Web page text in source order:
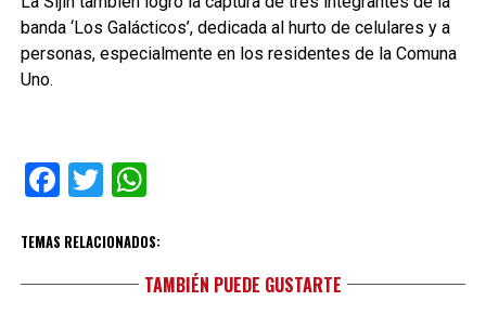
banda ‘Los Galácticos’, dedicada al hurto de celulares y a
personas, especialmente en los residentes de la Comuna
Uno.
Facebook
TwitterWhatsApp
TEMAS RELACIONADOS:
TAMBIÉN PUEDE GUSTARTE